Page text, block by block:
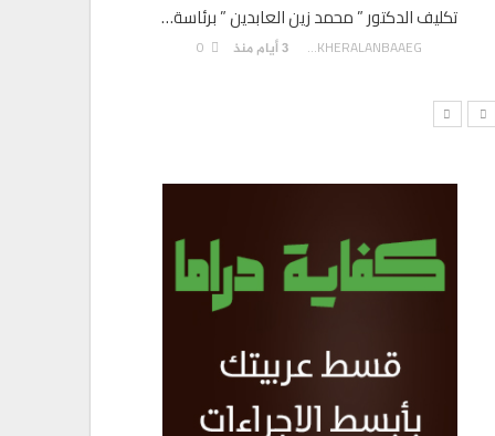
تكليف الدكتور ” محمد زين العابدين ” برئاسة…
AKHERALANBAAEG 3 أيام منذ